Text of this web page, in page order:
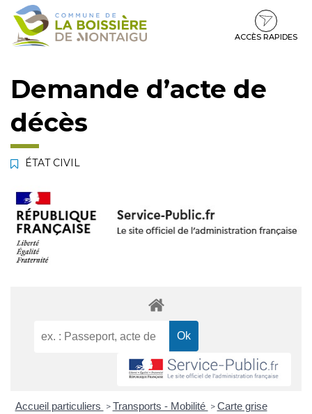
Gestion des traceurs
Aller
Aller
contenu
Aller
pied
ACCÈS RAPIDES
Demande d’acte de
décès
ÉTAT CIVIL
Accueil particuliers > Transports - Mobilité > Carte grise